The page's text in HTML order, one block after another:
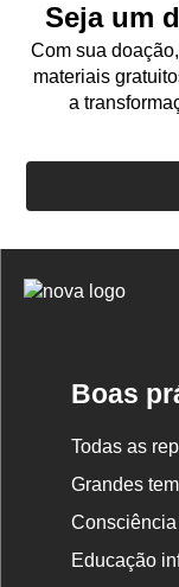
Seja um
Com sua
materiais
a
Logo
Boas
Todas as
Grandes
Educação